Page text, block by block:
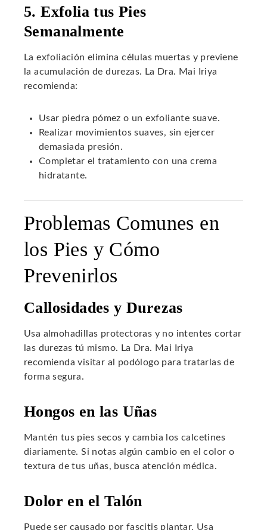
5. Exfolia tus Pies
Semanalmente
La exfoliación elimina células muertas y previene
la acumulación de durezas. La Dra. Mai Iriya
recomienda:
Usar piedra pómez o un exfoliante suave.
Realizar movimientos suaves, sin ejercer
demasiada presión.
Completar el tratamiento con una crema
hidratante.
Problemas Comunes en
los Pies y Cómo
Prevenirlos
Callosidades y Durezas
Usa almohadillas protectoras y no intentes cortar
las durezas tú mismo. La Dra. Mai Iriya
recomienda visitar al podólogo para tratarlas de
forma segura.
Hongos en las Uñas
Mantén tus pies secos y cambia los calcetines
diariamente. Si notas algún cambio en el color o
textura de tus uñas, busca atención médica.
Dolor en el Talón
Puede ser causado por fascitis plantar. Usa